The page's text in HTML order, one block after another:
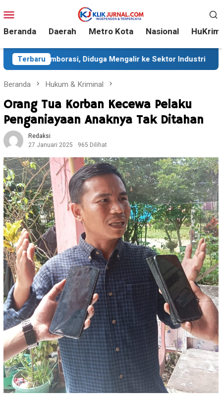
ke
kontenMobile
Beranda Daerah Metro Kota Nasional HuKrim
Terbaru
Diduga Mengalir ke Sektor Industri Sekitar 35 Ribu
Beranda Hukum & Kriminal
Orang Tua Korban Kecewa Pelaku
Penganiayaan Anaknya Tak Ditahan
Redaksi
27 Januari 2025
965 Dilihat